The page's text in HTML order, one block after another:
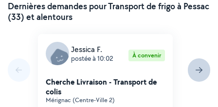
Dernières demandes pour Transport de frigo à Pessac
(33) et alentours
Jessica F.
postée à 10:02 À convenir
Cherche Livraison - Transport de
colis
Mérignac (Centre-Ville 2)